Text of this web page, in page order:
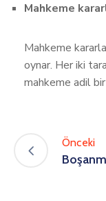
Mahkeme
Mahkeme
oynar. Her iki
mahkeme adil
Önceki